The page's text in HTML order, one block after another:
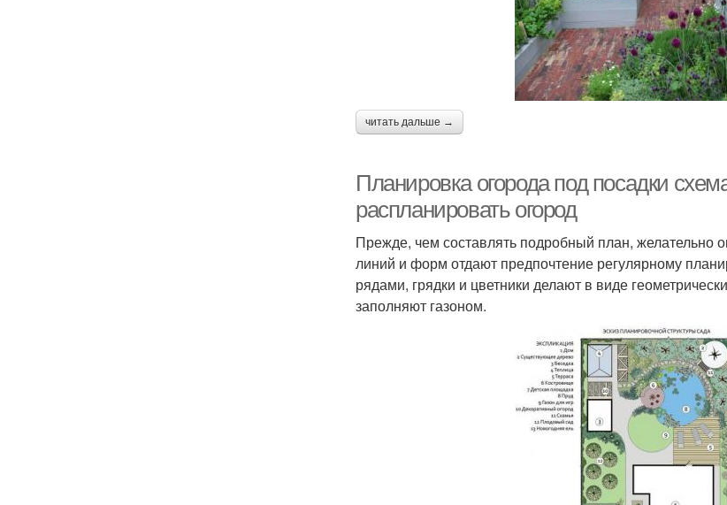
читать дальше →
Планировка огорода под посадки
распланировать огород
Прежде, чем составлять подробный план, желательно
линий и форм отдают предпочтение регулярному
рядами, грядки и цветники делают в виде
заполняют газоном.